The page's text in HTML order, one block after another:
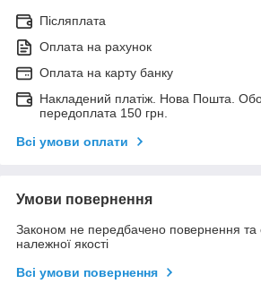
Післяплата
Оплата на рахунок
Оплата на карту банку
Накладений платіж. Нова Пошта.
передоплата 150 грн.
Всі умови оплати
Умови повернення
Законом не передбачено повернення та
належної якості
Всі умови повернення